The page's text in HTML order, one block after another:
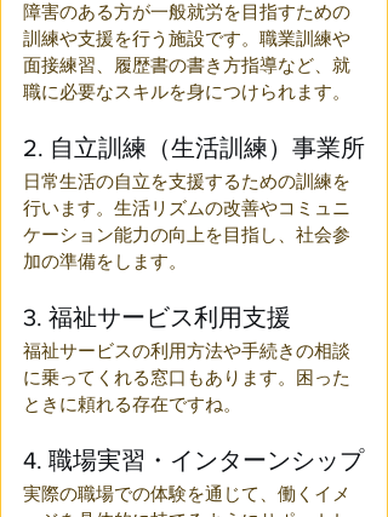
障害のある方が一般就労を目指すための
訓練や支援を行う施設です。職業訓練や
面接練習、履歴書の書き方指導など、就
職に必要なスキルを身につけられます。
2. 自立訓練（生活訓練）事業所
日常生活の自立を支援するための訓練を
行います。生活リズムの改善やコミュニ
ケーション能力の向上を目指し、社会参
加の準備をします。
3. 福祉サービス利用支援
福祉サービスの利用方法や手続きの相談
に乗ってくれる窓口もあります。困った
ときに頼れる存在ですね。
4. 職場実習・インターンシップ
実際の職場での体験を通じて、働くイメ